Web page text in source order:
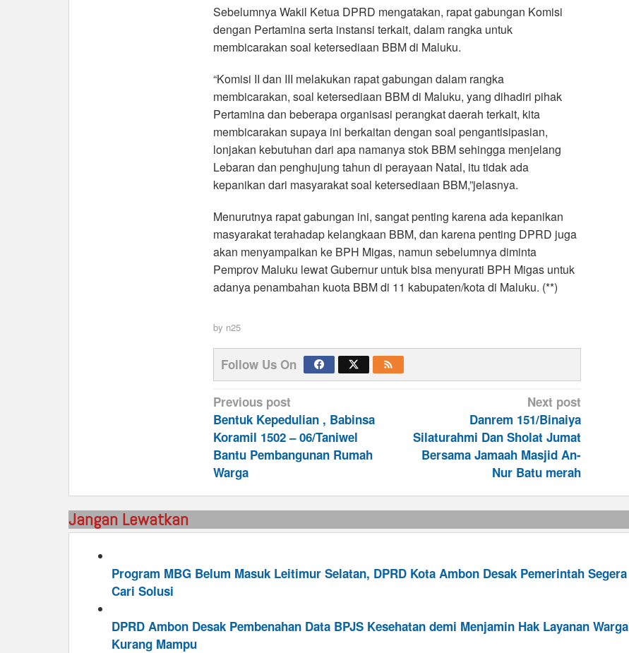
Sebelumnya Wakil Ketua DPRD mengatakan, rapat gabungan Komisi
dengan Pertamina serta instansi terkait, dalam rangka untuk
membicarakan soal ketersediaan BBM di Maluku.
“Komisi II dan III melakukan rapat gabungan dalam rangka
membicarakan, soal ketersediaan BBM di Maluku, yang dihadiri pihak
Pertamina dan beberapa organisasi perangkat daerah terkait, kita
membicarakan supaya ini berkaitan dengan soal pengantisipasian,
lonjakan kebutuhan dari apa namanya stok BBM sehingga menjelang
Lebaran dan penghujung tahun di perayaan Natal, itu tidak ada
kepanikan dari masyarakat soal ketersediaan BBM,”jelasnya.
Menurutnya rapat gabungan ini, sangat penting karena ada kepanikan
masyarakat terahadap kelangkaan BBM, dan karena penting DPRD juga
akan menyampaikan ke BPH Migas, namun sebelumnya diminta
Pemprov Maluku lewat Gubernur untuk bisa menyurati BPH Migas untuk
adanya penambahan kuota BBM di 11 kabupaten/kota di Maluku. (**)
by n25
Follow Us On
Post
navigation
Previous post
Bentuk Kepedulian , Babinsa
Koramil 1502 – 06/Taniwel
Bantu Pembangunan Rumah
Warga
Next post
Danrem 151/Binaiya
Silaturahmi Dan Sholat Jumat
Bersama Jamaah Masjid An-
Nur Batu merah
Jangan Lewatkan
Program MBG Belum Masuk Leitimur Selatan, DPRD Kota Ambon Desak Pemerintah Segera
Cari Solusi
DPRD Ambon Desak Pembenahan Data BPJS Kesehatan demi Menjamin Hak Layanan Warga
Kurang Mampu